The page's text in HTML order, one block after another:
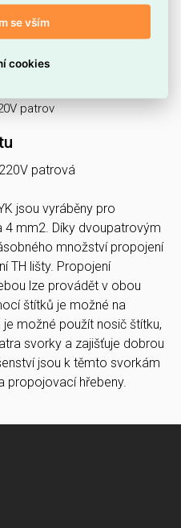
od 40 ks. Kód EMAS
patrov je
patrov
patrová
jsou vyráběny pro
4 mm2. Díky dvoupatrovým
množství propojení
TH lišty. Propojení
lze provádět v obou
štítků je možné na
možné použít nosič štítku,
svorky a zajišťuje dobrou
jsou k těmto svorkám
propojovací hřebeny.
se vším
cookies